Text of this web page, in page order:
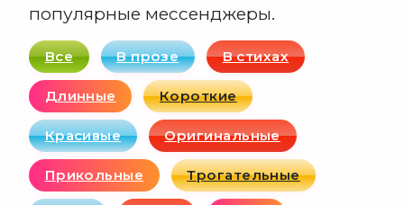
популярные мессенджеры.
Все В прозе В стихах
Длинные Короткие
Красивые Оригинальные
Прикольные Трогательные